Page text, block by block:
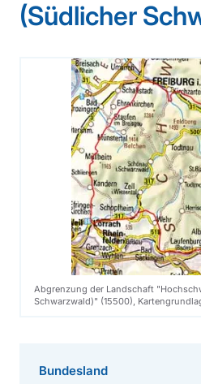
(Südlicher
Abgrenzung der Landschaft
Schwarzwald)" (15500),
Bundesland